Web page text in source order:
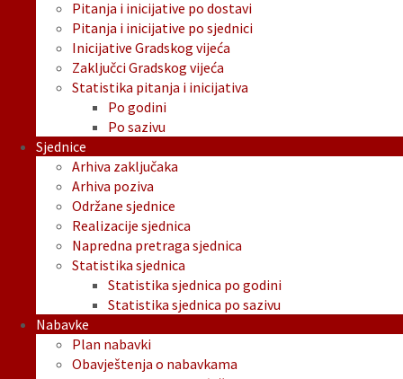
Pitanja i inicijative po dostavi
Pitanja i inicijative po sjednici
Inicijative Gradskog vijeća
Zaključci Gradskog vijeća
Statistika pitanja i inicijativa
Po godini
Po sazivu
Sjednice
Arhiva zaključaka
Arhiva poziva
Održane sjednice
Realizacije sjednica
Napredna pretraga sjednica
Statistika sjednica
Statistika sjednica po godini
Statistika sjednica po sazivu
Nabavke
Plan nabavki
Obavještenja o nabavkama